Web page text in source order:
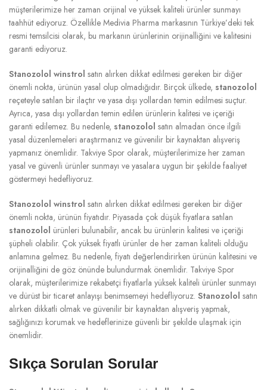
müşterilerimize her zaman orijinal ve yüksek kaliteli ürünler sunmayı
taahhüt ediyoruz. Özellikle Medivia Pharma markasının Türkiye’deki tek
resmi temsilcisi olarak, bu markanın ürünlerinin orijinalliğini ve kalitesini
garanti ediyoruz.
Stanozolol winstrol satın alırken dikkat edilmesi gereken bir diğer
önemli nokta, ürünün yasal olup olmadığıdır. Birçok ülkede, stanozolol
reçeteyle satılan bir ilaçtır ve yasa dışı yollardan temin edilmesi suçtur.
Ayrıca, yasa dışı yollardan temin edilen ürünlerin kalitesi ve içeriği
garanti edilemez. Bu nedenle, stanozolol satın almadan önce ilgili
yasal düzenlemeleri araştırmanız ve güvenilir bir kaynaktan alışveriş
yapmanız önemlidir. Takviye Spor olarak, müşterilerimize her zaman
yasal ve güvenli ürünler sunmayı ve yasalara uygun bir şekilde faaliyet
göstermeyi hedefliyoruz.
Stanozolol winstrol satın alırken dikkat edilmesi gereken bir diğer
önemli nokta, ürünün fiyatıdır. Piyasada çok düşük fiyatlara satılan
stanozolol ürünleri bulunabilir, ancak bu ürünlerin kalitesi ve içeriği
şüpheli olabilir. Çok yüksek fiyatlı ürünler de her zaman kaliteli olduğu
anlamına gelmez. Bu nedenle, fiyatı değerlendirirken ürünün kalitesini ve
orijinalliğini de göz önünde bulundurmak önemlidir. Takviye Spor
olarak, müşterilerimize rekabetçi fiyatlarla yüksek kaliteli ürünler sunmayı
ve dürüst bir ticaret anlayışı benimsemeyi hedefliyoruz. Stanozolol satın
alırken dikkatli olmak ve güvenilir bir kaynaktan alışveriş yapmak,
sağlığınızı korumak ve hedeflerinize güvenli bir şekilde ulaşmak için
önemlidir.
Sıkça Sorulan Sorular